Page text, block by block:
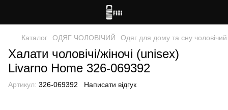
Каталог ОДЯГ ЧОЛОВІЧИЙ Одяг для дому та сну чоловічий
Халати чоловічі/жіночі (unisex)
Livarno Home 326-069392
Артикул: 326-069392 Написати відгук